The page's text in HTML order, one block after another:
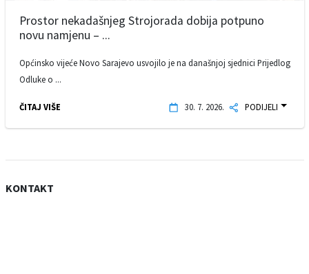
Prostor nekadašnjeg Strojorada dobija potpuno
novu namjenu – ...
Općinsko vijeće Novo Sarajevo usvojilo je na današnjoj sjednici Prijedlog
Odluke o ...
ČITAJ VIŠE 30. 7. 2026. PODIJELI
KONTAKT